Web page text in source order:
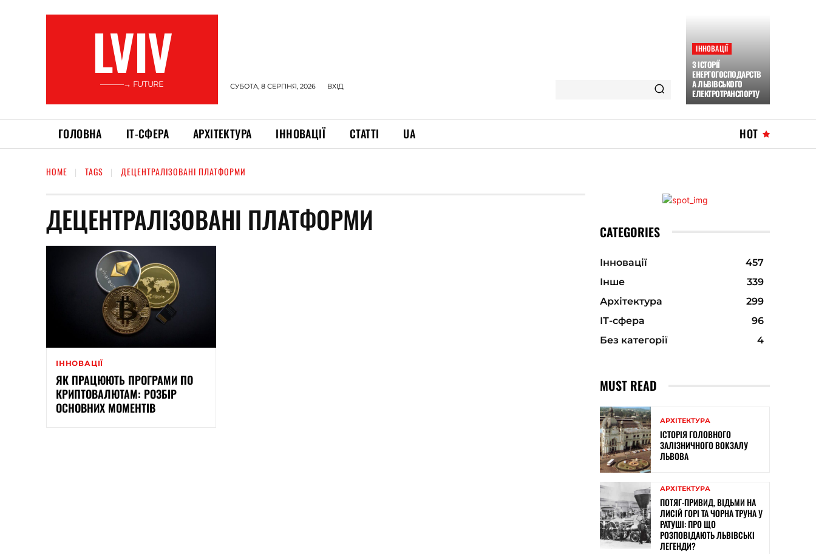
LVIV
———→ FUTURE СУБОТА, 8 СЕРПНЯ, 2026 ВХІД
ІННОВАЦІЇ
З ІСТОРІЇ
ЕНЕРГОГОСПОДАРСТВ
А ЛЬВІВСЬКОГО
ЕЛЕКТРОТРАНСПОРТУ
ГОЛОВНА ІТ-СФЕРА АРХІТЕКТУРА ІННОВАЦІЇ СТАТТІ UA HOT
HOME TAGS ДЕЦЕНТРАЛІЗОВАНІ ПЛАТФОРМИ
ДЕЦЕНТРАЛІЗОВАНІ ПЛАТФОРМИ
ІННОВАЦІЇ
ЯК ПРАЦЮЮТЬ ПРОГРАМИ ПО
КРИПТОВАЛЮТАМ: РОЗБІР
ОСНОВНИХ МОМЕНТІВ
CATEGORIES
Інновації
457
Інше
339
Архітектура
299
ІТ-сфера
96
Без категорії
4
MUST READ
АРХІТЕКТУРА
ІСТОРІЯ ГОЛОВНОГО
ЗАЛІЗНИЧНОГО ВОКЗАЛУ
ЛЬВОВА
АРХІТЕКТУРА
ПОТЯГ-ПРИВИД, ВІДЬМИ НА
ЛИСІЙ ГОРІ ТА ЧОРНА ТРУНА У
РАТУШІ: ПРО ЩО
РОЗПОВІДАЮТЬ ЛЬВІВСЬКІ
ЛЕГЕНДИ?